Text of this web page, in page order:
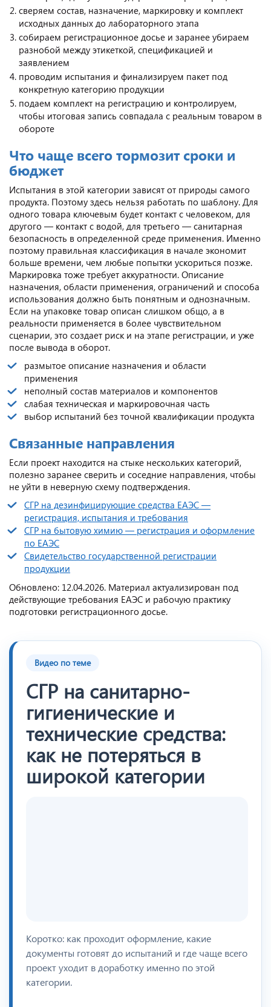
сверяем состав, назначение, маркировку и комплект
исходных данных до лабораторного этапа
собираем регистрационное досье и заранее убираем
разнобой между этикеткой, спецификацией и
заявлением
проводим испытания и финализируем пакет под
конкретную категорию продукции
подаем комплект на регистрацию и контролируем,
чтобы итоговая запись совпадала с реальным товаром в
обороте
Что чаще всего тормозит сроки и
бюджет
Испытания в этой категории зависят от природы самого
продукта. Поэтому здесь нельзя работать по шаблону. Для
одного товара ключевым будет контакт с человеком, для
другого — контакт с водой, для третьего — санитарная
безопасность в определенной среде применения. Именно
поэтому правильная классификация в начале экономит
больше времени, чем любые попытки ускориться позже.
Маркировка тоже требует аккуратности. Описание
назначения, области применения, ограничений и способа
использования должно быть понятным и однозначным.
Если на упаковке товар описан слишком общо, а в
реальности применяется в более чувствительном
сценарии, это создает риск и на этапе регистрации, и уже
после вывода в оборот.
размытое описание назначения и области
применения
неполный состав материалов и компонентов
слабая техническая и маркировочная часть
выбор испытаний без точной квалификации продукта
Связанные направления
Если проект находится на стыке нескольких категорий,
полезно заранее сверить и соседние направления, чтобы
не уйти в неверную схему подтверждения.
СГР на дезинфицирующие средства ЕАЭС —
регистрация, испытания и требования
CГР на бытовую химию — регистрация и оформление
по ЕАЭС
Свидетельство государственной регистрации
продукции
Обновлено: 12.04.2026. Материал актуализирован под
действующие требования ЕАЭС и рабочую практику
подготовки регистрационного досье.
Видео по теме
СГР на санитарно-
гигиенические и
технические средства:
как не потеряться в
широкой категории
Коротко: как проходит оформление, какие
документы готовят до испытаний и где чаще всего
проект уходит в доработку именно по этой
категории.